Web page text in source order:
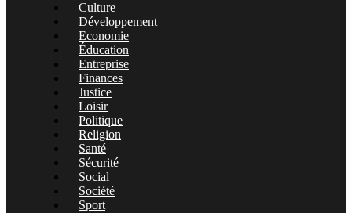
Culture
Développement
Economie
Éducation
Entreprise
Finances
Justice
Loisir
Politique
Religion
Santé
Sécurité
Social
Société
Sport